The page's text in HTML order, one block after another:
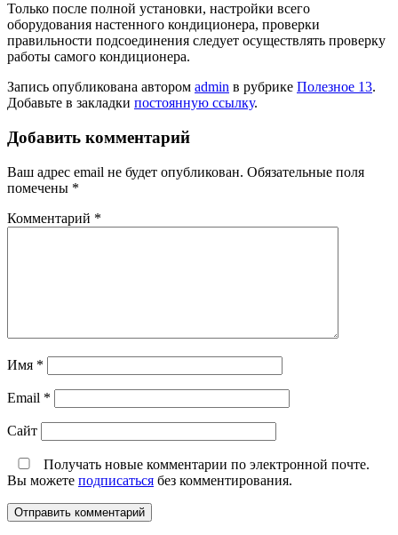
Только после полной установки, настройки всего
оборудования настенного кондиционера, проверки
правильности подсоединения следует осуществлять проверку
работы самого кондиционера.
Запись опубликована автором admin в рубрике Полезное 13.
Добавьте в закладки постоянную ссылку.
Добавить комментарий
Ваш адрес email не будет опубликован. Обязательные поля
помечены *
Комментарий *
Имя *
Email *
Сайт
Получать новые комментарии по электронной почте.
Вы можете подписаться без комментирования.